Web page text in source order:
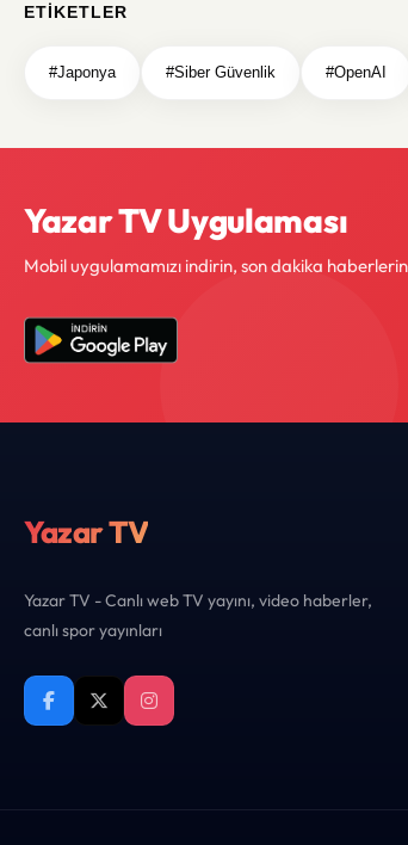
ETIKETLER
#Japonya #Siber Güvenlik #OpenAI
Yazar TV Uygulaması
Mobil uygulamamızı indirin, son dakika
Yazar TV
Yazar TV - Canlı web TV yayını, video haberler,
canlı spor yayınları